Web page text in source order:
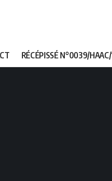
RÉCÉPISSÉ N°0039/